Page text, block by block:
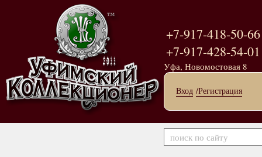
+7-917-418-50-66
+7-917-428-54-01
Уфа, Новомостовая 8
Вход /Регистрация